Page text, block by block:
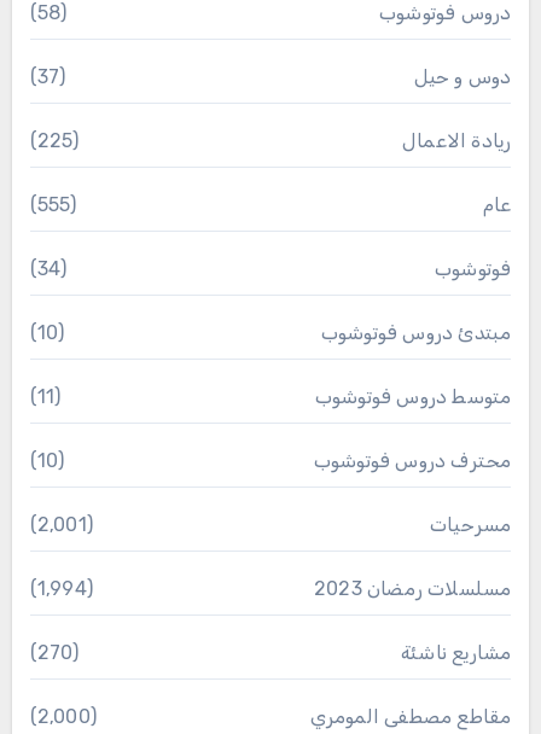
دروس فوتوشوب (58)
دوس و حيل (37)
ريادة الاعمال (225)
عام (555)
فوتوشوب (34)
مبتدئ دروس فوتوشوب (10)
متوسط دروس فوتوشوب (11)
محترف دروس فوتوشوب (10)
مسرحيات (2٬001)
مسلسلات رمضان 2023 (1٬994)
مشاريع ناشئة (270)
مقاطع مصطفى المومري (2٬000)